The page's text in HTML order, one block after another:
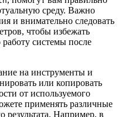
среду. Важно
и внимательно следовать
чтобы избежать
системы после
на инструменты и
или копировать
от используемого
применять различные
результата. Например, в